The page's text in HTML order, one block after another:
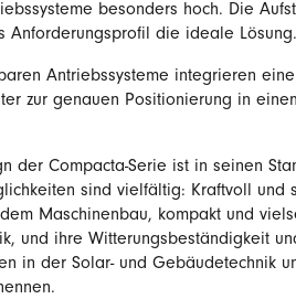
besonders hoch. Die
Anforderungsprofil die ideale Lösung.
Antriebssysteme integrieren
zur genauen Positionierung in
der Compacta-Serie ist in seinen
sind vielfältig: Kraftvoll
Maschinenbau, kompakt und
und ihre Witterungsbeständigkeit
in der Solar- und Gebäudetechnik